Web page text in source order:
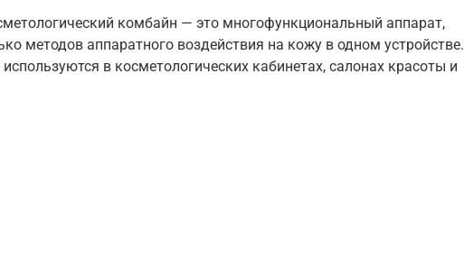
комбайн — это многофункциональный аппарат,
методов аппаратного воздействия на кожу в одном устройстве.
в косметологических кабинетах, салонах красоты и